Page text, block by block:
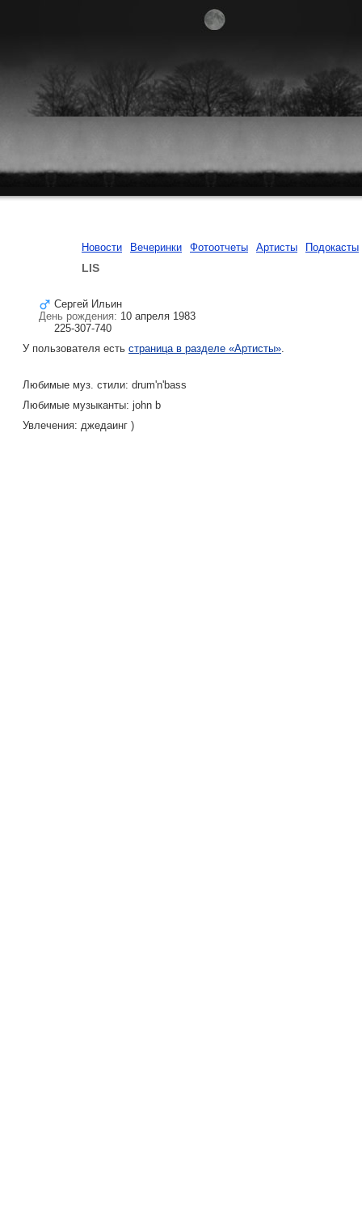
Новости Вечеринки Фотоотчеты Артисты Подокасты
LIS
Сергей Ильин
День рождения: 10 апреля 1983
225-307-740
У пользователя есть страница в разделе «Артисты».
Любимые муз. стили: drum'n'bass
Любимые музыканты: john b
Увлечения: джедаинг )